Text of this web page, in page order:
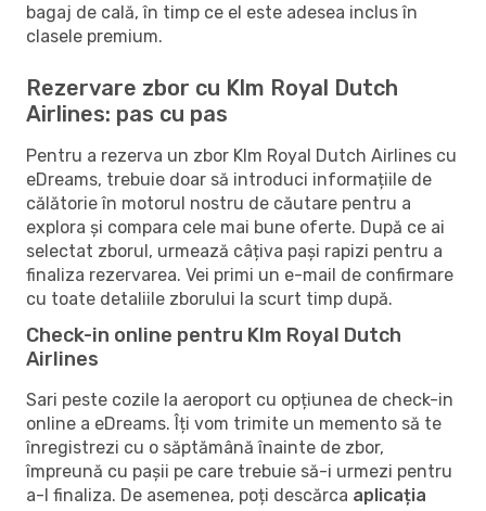
bagaj de cală, în timp ce el este adesea inclus în
clasele premium.
Rezervare zbor cu Klm Royal Dutch
Airlines: pas cu pas
Pentru a rezerva un zbor Klm Royal Dutch Airlines cu
eDreams, trebuie doar să introduci informațiile de
călătorie în motorul nostru de căutare pentru a
explora și compara cele mai bune oferte. După ce ai
selectat zborul, urmează câțiva pași rapizi pentru a
finaliza rezervarea. Vei primi un e-mail de confirmare
cu toate detaliile zborului la scurt timp după.
Check-in online pentru Klm Royal Dutch
Airlines
Sari peste cozile la aeroport cu opțiunea de check-in
online a eDreams. Îți vom trimite un memento să te
înregistrezi cu o săptămână înainte de zbor,
împreună cu pașii pe care trebuie să-i urmezi pentru
a-l finaliza. De asemenea, poți descărca aplicația